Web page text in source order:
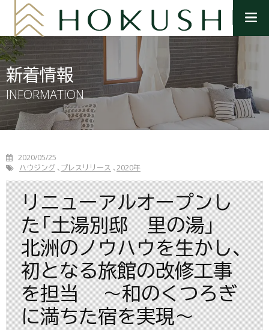
ニ
く
新着情報
INFORMATION
2020/05/25
ハウジング プレスリリース 2020年
リニューアルオープンし
た「土湯別邸 里の湯」
北洲のノウハウを生かし、
初となる旅館の改修工事
を担当 ～和のくつろぎ
に満ちた宿を実現～